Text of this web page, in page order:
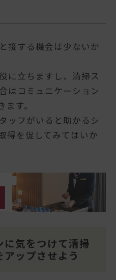
接する機会は少ないか
に立ちますし、清掃ス
はコミュニケーション
す。
ッフがいると助かるシ
得を促してみてはいか
に気をつけて清掃
ップさせよう